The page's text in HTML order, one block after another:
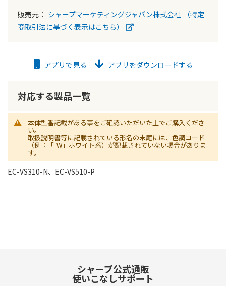
販売元： シャープマーケティングジャパン株式会社
（特定
商取引法に基づく表示はこちら）
アプリで見る アプリをダウンロードする
対応する製品一覧
本体型番記載がある事をご確認いただいた上でご購入くださ
い。
取扱説明書等に記載されている形名の末尾には、色調コード
（例：「-W」ホワイト系）が記載されていない場合がありま
す。
EC-VS310-N、EC-VS510-P
シャープ公式通販
使いこなしサポート